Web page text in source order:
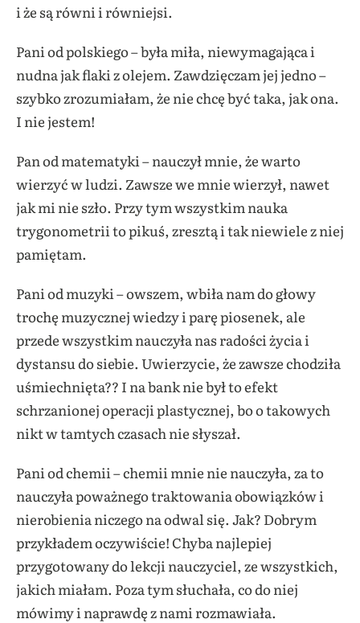
i że są równi i równiejsi.
Pani od polskiego – była miła, niewymagająca i
nudna jak flaki z olejem. Zawdzięczam jej jedno –
szybko zrozumiałam, że nie chcę być taka, jak ona.
I nie jestem!
Pan od matematyki – nauczył mnie, że warto
wierzyć w ludzi. Zawsze we mnie wierzył, nawet
jak mi nie szło. Przy tym wszystkim nauka
trygonometrii to pikuś, zresztą i tak niewiele z niej
pamiętam.
Pani od muzyki – owszem, wbiła nam do głowy
trochę muzycznej wiedzy i parę piosenek, ale
przede wszystkim nauczyła nas radości życia i
dystansu do siebie. Uwierzycie, że zawsze chodziła
uśmiechnięta?? I na bank nie był to efekt
schrzanionej operacji plastycznej, bo o takowych
nikt w tamtych czasach nie słyszał.
Pani od chemii – chemii mnie nie nauczyła, za to
nauczyła poważnego traktowania obowiązków i
nierobienia niczego na odwal się. Jak? Dobrym
przykładem oczywiście! Chyba najlepiej
przygotowany do lekcji nauczyciel, ze wszystkich,
jakich miałam. Poza tym słuchała, co do niej
mówimy i naprawdę z nami rozmawiała.